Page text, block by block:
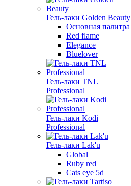
Гель-лаки Golden Beauty
Основная палитра
Red flame
Elegance
Bluelover
Гель-лаки TNL
Professional
Гель-лаки Kodi
Professional
Гель-лаки Lak'u
Global
Ruby red
Cats eye 5d